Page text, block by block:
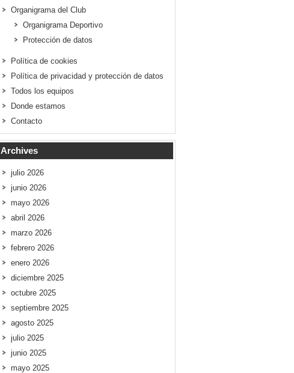
Organigrama del Club
Organigrama Deportivo
Protección de datos
Política de cookies
Política de privacidad y protección de datos
Todos los equipos
Donde estamos
Contacto
Archives
julio 2026
junio 2026
mayo 2026
abril 2026
marzo 2026
febrero 2026
enero 2026
diciembre 2025
octubre 2025
septiembre 2025
agosto 2025
julio 2025
junio 2025
mayo 2025